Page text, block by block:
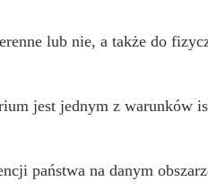
lub nie, a także do
jest jednym z warunków
państwa na danym